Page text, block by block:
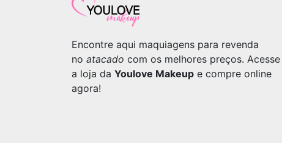
Encontre aqui maquiagens para revenda
no atacado com os melhores preços. Acesse
a loja da Youlove Makeup e compre online
agora!